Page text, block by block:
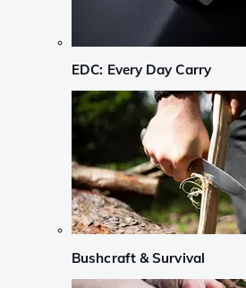
EDC: Every Day Carry
Bushcraft & Survival